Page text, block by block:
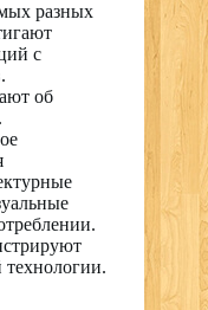
разных
с
об
технологии.